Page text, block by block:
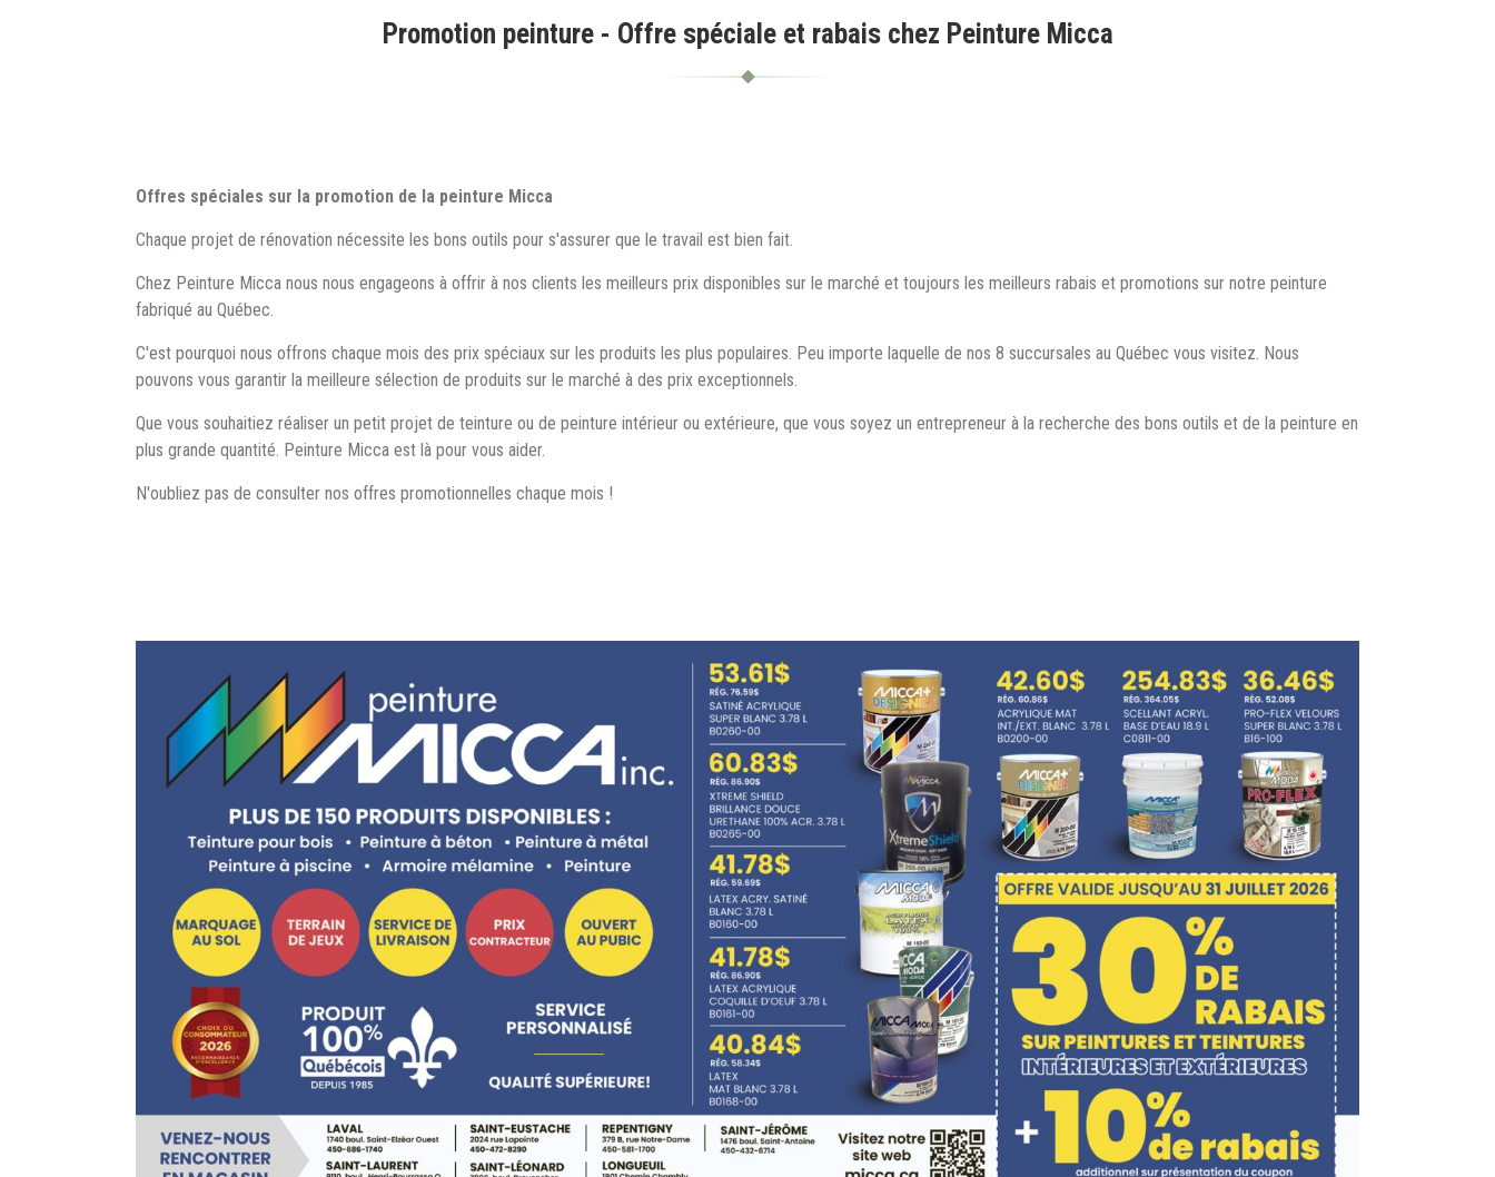
Promotion peinture - Offre spéciale et rabais chez Peinture Micca
Offres spéciales sur la promotion de la peinture Micca
Chaque projet de rénovation nécessite les bons outils pour s'assurer que le travail est bien fait.
Chez Peinture Micca nous nous engageons à offrir à nos clients les meilleurs prix disponibles sur le marché et toujours les meilleurs rabais et promotions sur notre peinture
fabriqué au Québec.
C'est pourquoi nous offrons chaque mois des prix spéciaux sur les produits les plus populaires. Peu importe laquelle de nos 8 succursales au Québec vous visitez. Nous
pouvons vous garantir la meilleure sélection de produits sur le marché à des prix exceptionnels.
Que vous souhaitiez réaliser un petit projet de teinture ou de peinture intérieur ou extérieure, que vous soyez un entrepreneur à la recherche des bons outils et de la peinture en
plus grande quantité. Peinture Micca est là pour vous aider.
N'oubliez pas de consulter nos offres promotionnelles chaque mois !